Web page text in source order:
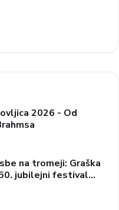
2026 - Od
na tromeji: Graška
jubilejni festival
glasbe